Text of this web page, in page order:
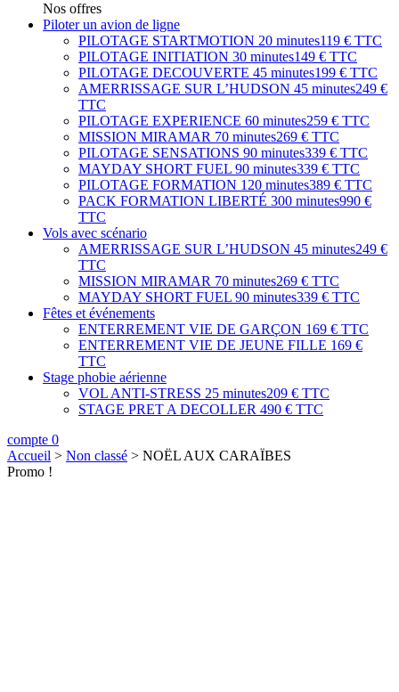
Nos offres
Piloter un avion de ligne
PILOTAGE STARTMOTION 20 minutes119 € TTC
PILOTAGE INITIATION 30 minutes149 € TTC
PILOTAGE DECOUVERTE 45 minutes199 € TTC
AMERRISSAGE SUR L’HUDSON 45 minutes249 €
TTC
PILOTAGE EXPERIENCE 60 minutes259 € TTC
MISSION MIRAMAR 70 minutes269 € TTC
PILOTAGE SENSATIONS 90 minutes339 € TTC
MAYDAY SHORT FUEL 90 minutes339 € TTC
PILOTAGE FORMATION 120 minutes389 € TTC
PACK FORMATION LIBERTÉ 300 minutes990 €
TTC
Vols avec scénario
AMERRISSAGE SUR L’HUDSON 45 minutes249 €
TTC
MISSION MIRAMAR 70 minutes269 € TTC
MAYDAY SHORT FUEL 90 minutes339 € TTC
Fêtes et événements
ENTERREMENT VIE DE GARÇON 169 € TTC
ENTERREMENT VIE DE JEUNE FILLE 169 €
TTC
Stage phobie aérienne
VOL ANTI-STRESS 25 minutes209 € TTC
STAGE PRET A DECOLLER 490 € TTC
compte 0
Accueil > Non classé > NOËL AUX CARAÏBES
Promo !